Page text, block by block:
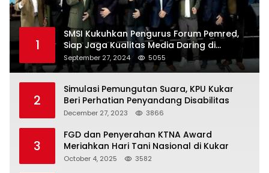
1
SMSI Kukuhkan Pengurus Forum Pemred,
Siap Jaga Kualitas Media Daring di
Indonesia
September 27, 2024 5055
2
Simulasi Pemungutan Suara, KPU Kukar
Beri Perhatian Penyandang Disabilitas
December 27, 2023 3866
3
FGD dan Penyerahan KTNA Award
Meriahkan Hari Tani Nasional di Kukar
October 4, 2025 3582